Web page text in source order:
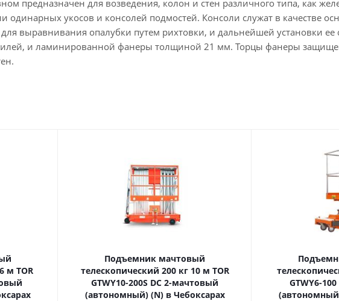
предназначен для возведения, колон и стен различного типа, как
укосов и консолей подмостей. Консоли служат в качестве
выравнивания опалубки путем рихтовки, и дальнейшей установки
и ламинированной фанеры толщиной 21 мм. Торцы фанеры
Подъемник мачтовый
телескопический 200 кг 10 м TOR
GTWY10-200S DC 2-мачтовый
(автономный) (N) в Чебоксарах
телескопический
GTWY6-